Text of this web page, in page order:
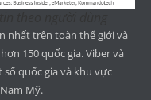
nhất trên toàn thế giới và
150 quốc gia. Viber và
quốc gia và khu vực
Mỹ.